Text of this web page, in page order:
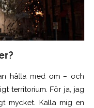
hålla med om – och
territorium. För ja, jag
mycket. Kalla mig en